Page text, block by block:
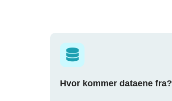
Hvor kommer dataene fra?